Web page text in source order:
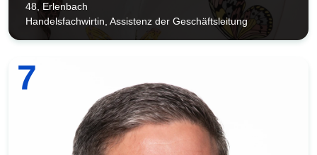
48, Erlenbach
Handelsfachwirtin, Assistenz der Geschäftsleitung
7